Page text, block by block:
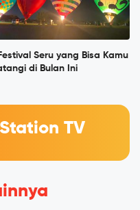
Seru yang Bisa Kamu
di Bulan Ini
TV